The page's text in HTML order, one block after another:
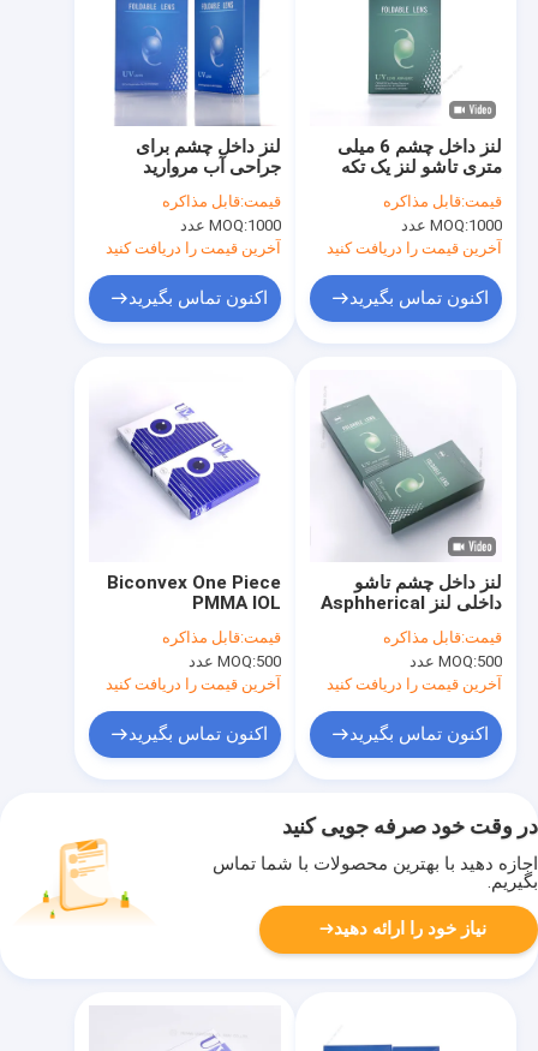
لنز داخل چشم برای
جراحی آب مروارید
قیمت:قابل مذاکره
MOQ:1000 عدد
آخرین قیمت را دریافت کنید
اکنون تماس بگیرید
لنز داخل چشم 6 میلی
متری تاشو لنز یک تکه
قیمت:قابل مذاکره
MOQ:1000 عدد
آخرین قیمت را دریافت کنید
اکنون تماس بگیرید
Biconvex One Piece
PMMA IOL
Methacrylate
Posterior Chamber
IOL
قیمت:قابل مذاکره
MOQ:500 عدد
آخرین قیمت را دریافت کنید
اکنون تماس بگیرید
لنز داخل چشم تاشو
داخلی لنز Asphherical
IOL
قیمت:قابل مذاکره
MOQ:500 عدد
آخرین قیمت را دریافت کنید
اکنون تماس بگیرید
در وقت خود صرفه جویی کنید
اجازه دهید با بهترین محصولات با شما تماس
بگیریم.
نیاز خود را ارائه دهید